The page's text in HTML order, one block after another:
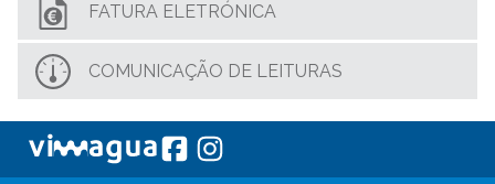
FATURA ELETRÓNICA
COMUNICAÇÃO DE LEITURAS